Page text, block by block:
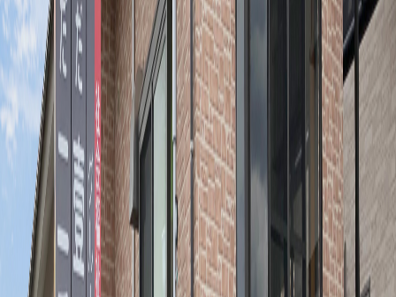
電話
0983-43-0012
FAX
0983-43-0023
代表者
理事長 濵砂 守
設立
平成14年8月16日